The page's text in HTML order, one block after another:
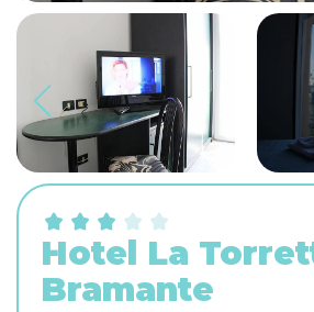
Hotel La
Bramante